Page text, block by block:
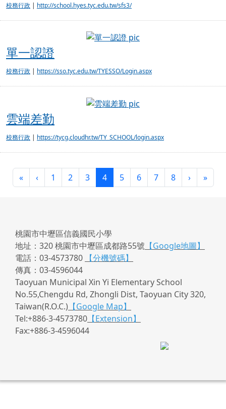
校務行政 | http://school.hyes.tyc.edu.tw/sfs3/
單一認證
校務行政 https://sso.tyc.edu.tw/TYESSO/Login.aspx
雲端差勤
校務行政 | https://tycg.cloudhr.tw/TY_SCHOOL/login.aspx
«第一頁
‹上一頁
1 2 3 4(目前頁次)
5 6 7 8 ›下一頁
»最後
桃園市中壢區信義國民小學
地址：320 桃園市中壢區成都路55號 【Google地圖】
電話：03-4573780
【分機號碼】
傳真：03-4596044
Taoyuan Municipal Xin Yi Elementary School
No.55,Chengdu Rd, Zhongli Dist, Taoyuan City 320,
Taiwan(R.O.C.) 【Google Map】
Tel:+886-3-4573780 【Extension】
Fax:+886-3-4596044